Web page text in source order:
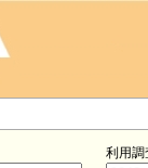
利用調